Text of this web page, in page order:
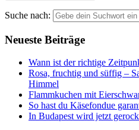
Suche nach:
Neueste Beiträge
Wann ist der richtige
Rosa, fruchtig und süffig –
Himmel
Flammkuchen mit
So hast du Käsefondue
In Budapest wird jetzt